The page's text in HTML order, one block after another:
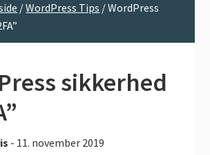
/WordPress Tips /WordPress
sikkerhed
- 11. november 2019